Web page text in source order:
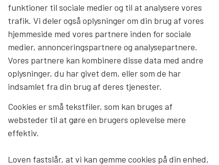
funktioner til sociale medier og til at analysere vores
trafik. Vi deler også oplysninger om din brug af vores
hjemmeside med vores partnere inden for sociale
medier, annonceringspartnere og analysepartnere.
Vores partnere kan kombinere disse data med andre
oplysninger, du har givet dem, eller som de har
indsamlet fra din brug af deres tjenester.
Cookies er små tekstfiler, som kan bruges af
websteder til at gøre en brugers oplevelse mere
effektiv.
Loven fastslår, at vi kan gemme cookies på din enhed,